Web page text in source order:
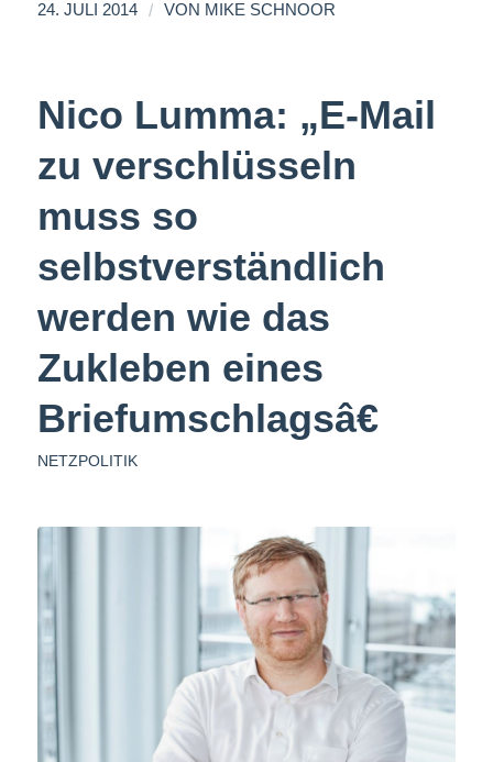
24. JULI 2014 / VON MIKE SCHNOOR
Nico Lumma: „E-Mail
zu verschlüsseln
muss so
selbstverständlich
werden wie das
Zukleben eines
Briefumschlagsâ€
NETZPOLITIK